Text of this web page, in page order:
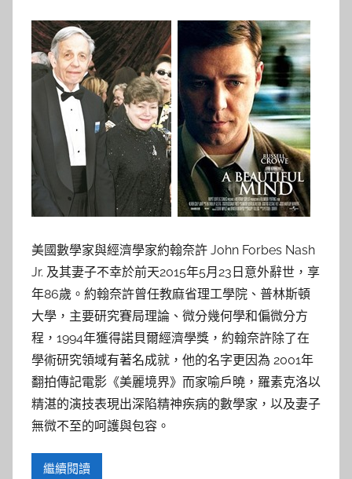
美國數學家與經濟學家約翰奈許 John Forbes Nash
Jr. 及其妻子不幸於前天2015年5月23日意外辭世，享
年86歲。約翰奈許曾任教麻省理工學院、普林斯頓
大學，主要研究賽局理論、微分幾何學和偏微分方
程，1994年獲得諾貝爾經濟學獎，約翰奈許除了在
學術研究領域有著名成就，他的名字更因為 2001年
翻拍傳記電影《美麗境界》而家喻戶曉，羅素克洛以
精湛的演技表現出深陷精神疾病的數學家，以及妻子
無微不至的呵護與包容。
繼續閱讀